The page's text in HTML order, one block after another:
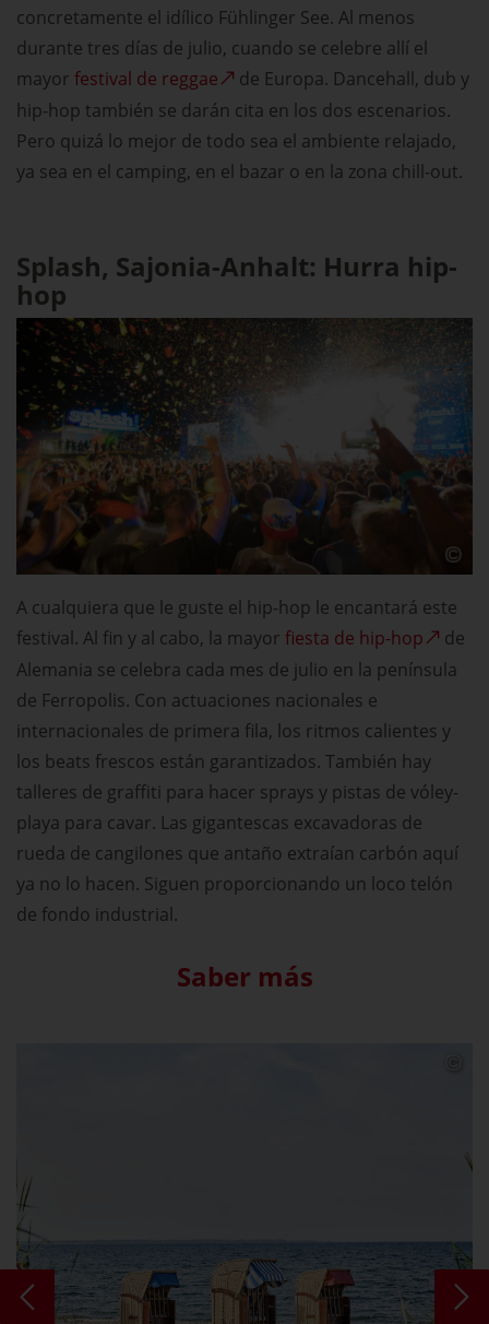
concretamente el idílico Fühlinger See. Al menos
durante tres días de julio, cuando se celebre allí el
mayor festival de reggae
de Europa. Dancehall, dub y
hip-hop también se darán cita en los dos escenarios.
Pero quizá lo mejor de todo sea el ambiente relajado,
ya sea en el camping, en el bazar o en la zona chill-out.
Splash, Sajonia-Anhalt: Hurra hip-
hop
A cualquiera que le guste el hip-hop le encantará este
festival. Al fin y al cabo, la mayor fiesta de hip-hop
de
Alemania se celebra cada mes de julio en la península
de Ferropolis. Con actuaciones nacionales e
internacionales de primera fila, los ritmos calientes y
los beats frescos están garantizados. También hay
talleres de graffiti para hacer sprays y pistas de vóley-
playa para cavar. Las gigantescas excavadoras de
rueda de cangilones que antaño extraían carbón aquí
ya no lo hacen. Siguen proporcionando un loco telón
de fondo industrial.
Saber más